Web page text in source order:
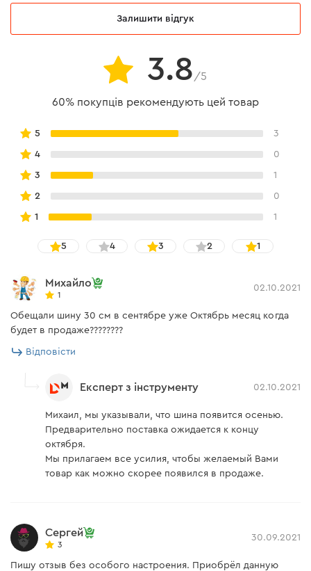
Залишити відгук
3.8 /5
60% покупців рекомендують цей товар
5 3
4 0
3 1
2 0
1 1
5 4 3 2 1
Михайло
1
02.10.2021
Обещали шину 30 см в сентябре уже Октябрь месяц когда
будет в продаже????????
Відповісти
Експерт з інструменту 02.10.2021
Михаил, мы указывали, что шина появится осенью.
Предварительно поставка ожидается к концу
октября.
Мы прилагаем все усилия, чтобы желаемый Вами
товар как можно скорее появился в продаже.
Сергей
3
30.09.2021
Пишу отзыв без особого настроения. Приобрёл данную